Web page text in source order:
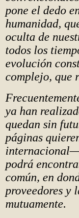
pone el dedo
humanidad,
oculta de
todos los
evolución
complejo, que
ya han
quedan sin
páginas
internacional—
podrá
común, en
proveedores y
mutuamente.